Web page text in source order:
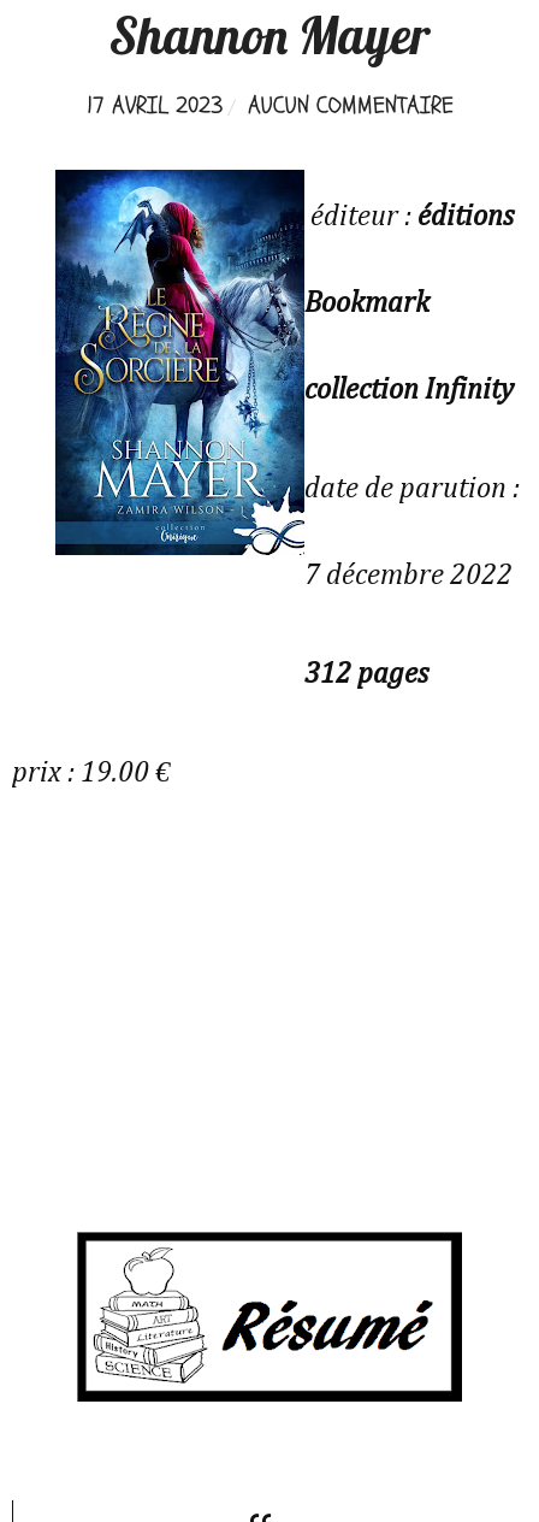
Shannon Mayer
17 AVRIL 2023 AUCUN COMMENTAIRE
éditeur : éditions
Bookmark
collection Infinity
date de parution :
7 décembre 2022
312 pages
prix : 19.00 €